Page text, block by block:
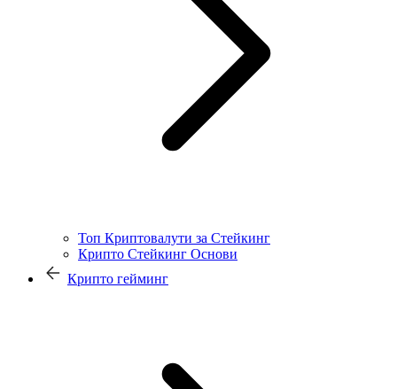
Топ Криптовалути за Стейкинг
Крипто Стейкинг Основи
Крипто гейминг